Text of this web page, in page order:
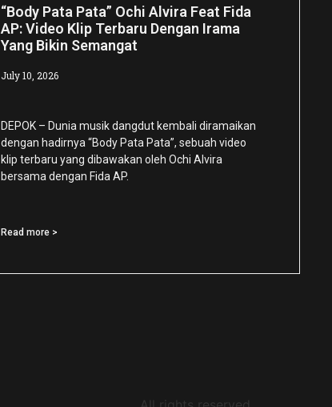
“Body Pata Pata” Ochi Alvira Feat Fida
AP: Video Klip Terbaru Dengan Irama
Yang Bikin Semangat
July 10, 2026
DEPOK – Dunia musik dangdut kembali diramaikan
dengan hadirnya “Body Pata Pata”, sebuah video
klip terbaru yang dibawakan oleh Ochi Alvira
bersama dengan Fida AP.
Read more >